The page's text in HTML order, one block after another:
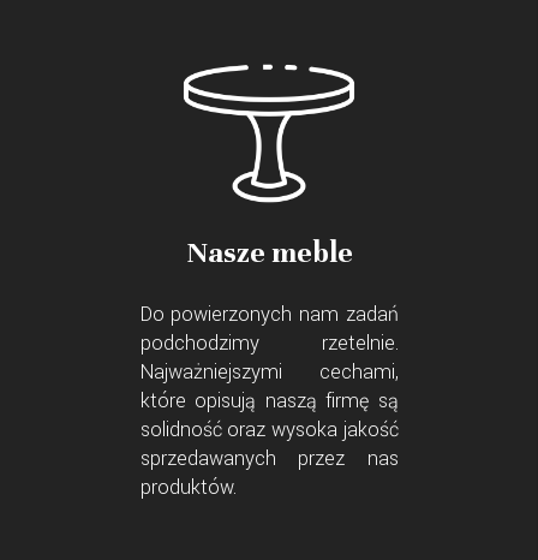
Nasze meble
Do powierzonych nam zadań
podchodzimy rzetelnie.
Najważniejszymi cechami,
które opisują naszą firmę są
solidność oraz wysoka jakość
sprzedawanych przez nas
produktów.